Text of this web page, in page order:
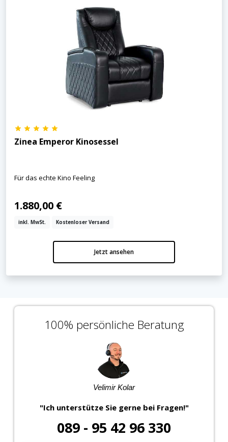
Zinea Emperor Kinosessel
Für das echte Kino Feeling
1.880,00 €
inkl. MwSt. Kostenloser Versand
Jetzt ansehen
100% persönliche Beratung
Velimir Kolar
"Ich unterstütze Sie gerne bei Fragen!"
089 - 95 42 96 330